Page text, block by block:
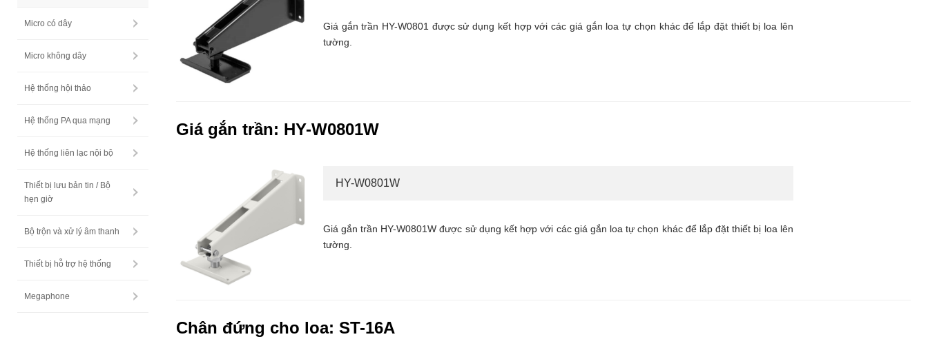
Giá gắn trần HY-W0801 được sử dụng kết hợp với các giá gắn loa tự chọn khác để lắp đặt thiết bị loa lên
tường.
Giá gắn trần: HY-W0801W
HY-W0801W
Giá gắn trần HY-W0801W được sử dụng kết hợp với các giá gắn loa tự chọn khác để lắp đặt thiết bị loa lên
tường.
Chân đứng cho loa: ST-16A
Micro có dây
Micro không dây
Hệ thống hội thảo
Hệ thống PA qua mạng
Hệ thống liên lạc nội bộ
Thiết bị lưu bản tin / Bộ
hẹn giờ
Bộ trộn và xử lý âm thanh
Thiết bị hỗ trợ hệ thống
Megaphone